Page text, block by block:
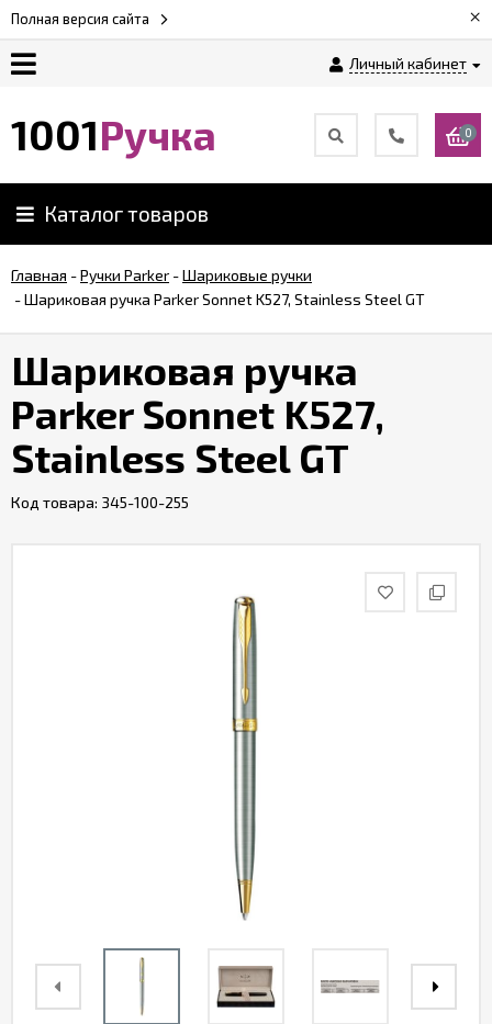
Полная версия сайта ×
Личный кабинет
Возврат
Обзоры
ручек
Контакты
1001Ручка 0
Каталог товаров
Главная -Ручки Parker -Шариковые ручки
-Шариковая ручка Parker Sonnet K527, Stainless Steel GT
Шариковая ручка
Parker Sonnet K527,
Stainless Steel GT
Код товара: 345-100-255